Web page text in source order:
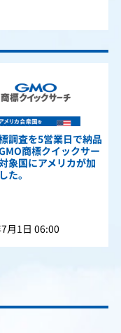
調査を5営業日で納品
商標クイックサー
象国にアメリカが加
た。
月1日 06:00